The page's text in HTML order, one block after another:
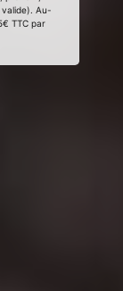
Au-
TTC par